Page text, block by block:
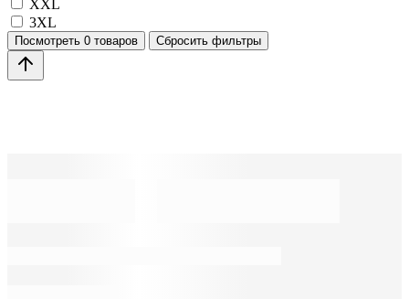
XXL
3XL
Посмотреть 0 товаров Сбросить фильтры